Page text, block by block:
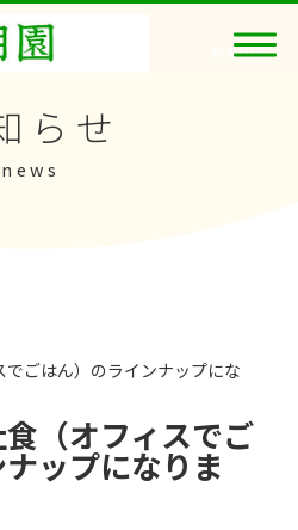
らせ
news
ごはん）のラインナップにな
（オフィスでご
ップになりま